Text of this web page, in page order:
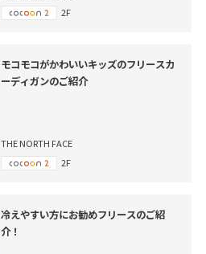
2F
モコモコがかわいいキッズのフリースカ
ーディガンのご紹介
THE NORTH FACE
2F
冷えやすい方にお勧めフリースのご紹
介！